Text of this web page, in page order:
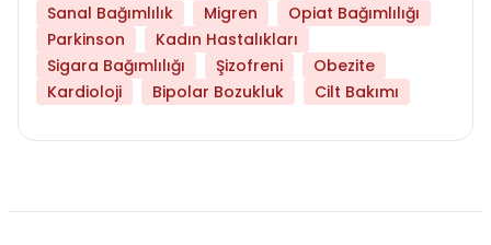
Sanal Bağımlılık
Migren
Opiat Bağımlılığı
Parkinson
Kadın Hastalıkları
Sigara Bağımlılığı
Şizofreni
Obezite
Kardioloji
Bipolar Bozukluk Cilt Bakımı